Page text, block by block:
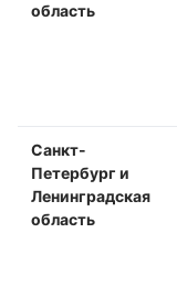
область
Санкт-
Петербург и
Ленинградская
область